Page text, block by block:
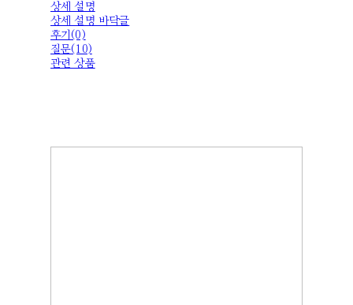
상세 설명
상세 설명 바닥글
후기(0)
질문(10)
관련 상품